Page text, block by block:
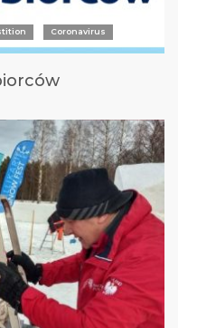
Coronavirus